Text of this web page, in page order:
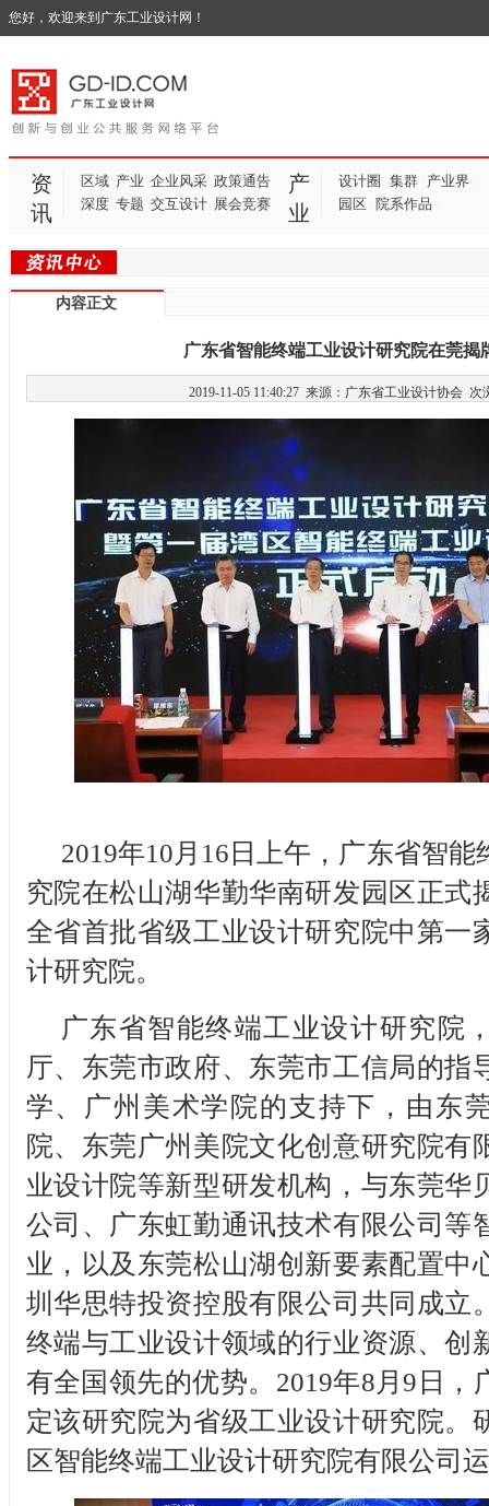
您好，欢迎来到广东工业设计网！
资
讯
区域 产业 企业风采 政策通告
深度 专题 交互设计 展会竞赛
产
业
设计圈 集群| 产业界
园区 院系作品
内容正文
广东省智能终端工业设计研究院在莞揭
2019-11-05 11:40:27 来源：广东省工业设计协会 次
2019年10月16日上午，广东省智能
究院在松山湖华勤华南研发园区正式
全省首批省级工业设计研究院中第一
计研究院。
广东省智能终端工业设计研究院
厅、东莞市政府、东莞市工信局的指
学、广州美术学院的支持下，由东
院、东莞广州美院文化创意研究院有
业设计院等新型研发机构，与东莞华
公司、广东虹勤通讯技术有限公司等
业，以及东莞松山湖创新要素配置中
圳华思特投资控股有限公司共同成立
终端与工业设计领域的行业资源、创
有全国领先的优势。2019年8月9日，
定该研究院为省级工业设计研究院。
区智能终端工业设计研究院有限公司